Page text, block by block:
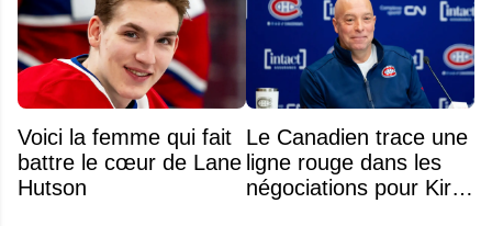
Voici la femme qui fait
battre le cœur de Lane
Hutson
Le Canadien trace une
ligne rouge dans les
négociations pour Kirill